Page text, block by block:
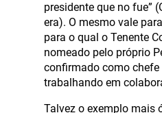
presidente que no fue”
era). O mesmo vale
para o qual o Tenente
nomeado pelo próprio
confirmado como
trabalhando em
Talvez o exemplo mais